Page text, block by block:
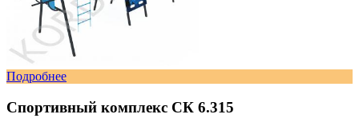
Подробнее
Спортивный комплекс СК 6.315